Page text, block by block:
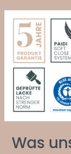
Was